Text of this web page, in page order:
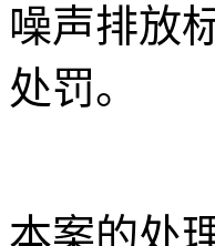
噪声排放
处罚。
本案的处